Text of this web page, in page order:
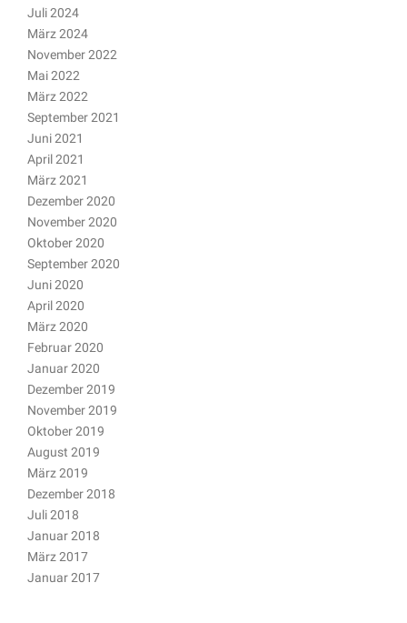
Juli 2024
März 2024
November 2022
Mai 2022
März 2022
September 2021
Juni 2021
April 2021
März 2021
Dezember 2020
November 2020
Oktober 2020
September 2020
Juni 2020
April 2020
März 2020
Februar 2020
Januar 2020
Dezember 2019
November 2019
Oktober 2019
August 2019
März 2019
Dezember 2018
Juli 2018
Januar 2018
März 2017
Januar 2017